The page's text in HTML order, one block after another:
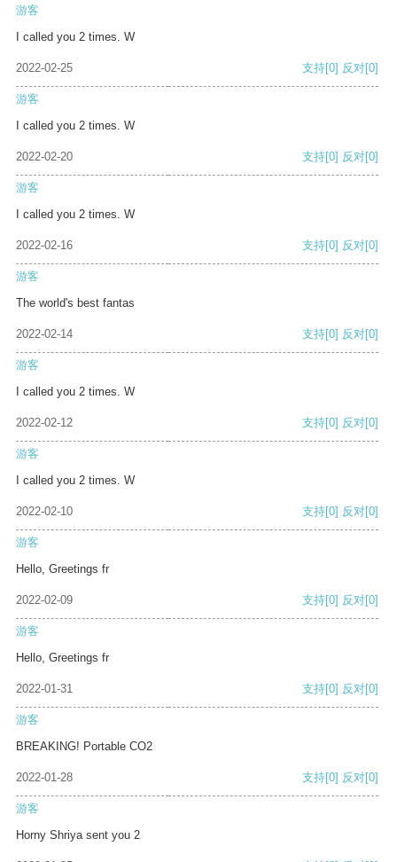
游客
I called you 2 times. W
2022-02-25 支持[0] 反对[0]
游客
I called you 2 times. W
2022-02-20 支持[0] 反对[0]
游客
I called you 2 times. W
2022-02-16 支持[0] 反对[0]
游客
The world's best fantas
2022-02-14 支持[0] 反对[0]
游客
I called you 2 times. W
2022-02-12 支持[0] 反对[0]
游客
I called you 2 times. W
2022-02-10 支持[0] 反对[0]
游客
Hello, Greetings fr
2022-02-09 支持[0] 反对[0]
游客
Hello, Greetings fr
2022-01-31 支持[0] 反对[0]
游客
BREAKING! Portable CO2
2022-01-28 支持[0] 反对[0]
游客
Horny Shriya sent you 2